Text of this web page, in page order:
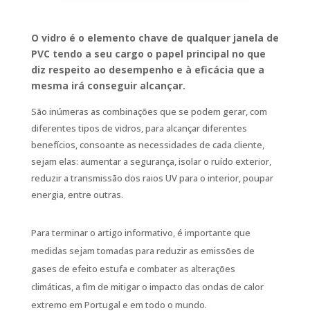
O vidro é o elemento chave de qualquer janela de
PVC tendo a seu cargo o papel principal no que
diz respeito ao desempenho e à eficácia que a
mesma irá conseguir alcançar.
São inúmeras as combinações que se podem gerar, com
diferentes tipos de vidros, para alcançar diferentes
benefícios, consoante as necessidades de cada cliente,
sejam elas: aumentar a segurança, isolar o ruído exterior,
reduzir a transmissão dos raios UV para o interior, poupar
energia, entre outras.
Para terminar o artigo informativo, é importante que
medidas sejam tomadas para reduzir as emissões de
gases de efeito estufa e combater as alterações
climáticas, a fim de mitigar o impacto das ondas de calor
extremo em Portugal e em todo o mundo.